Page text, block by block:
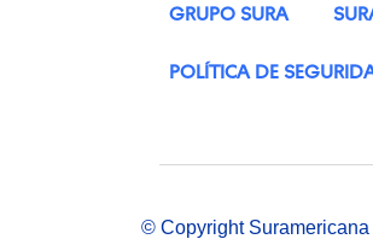
GRUPO SURA
POLÍTICA DE
© Copyright Suramericana